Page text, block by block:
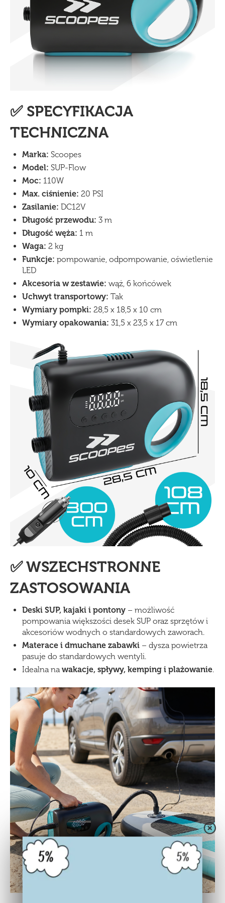
✅ SPECYFIKACJA
TECHNICZNA
Marka: Scoopes
Model: SUP-Flow
Moc: 110W
Max. ciśnienie: 20 PSI
Zasilanie: DC12V
Długość przewodu: 3 m
Długość węża: 1 m
Waga: 2 kg
Funkcje: pompowanie, odpompowanie, oświetlenie
LED
Akcesoria w zestawie: wąż, 6 końcówek
Uchwyt transportowy: Tak
Wymiary pompki: 28,5 x 18,5 x 10 cm
Wymiary opakowania: 31,5 x 23,5 x 17 cm
✅ WSZECHSTRONNE
ZASTOSOWANIA
Deski SUP, kajaki i pontony – możliwość
pompowania większości desek SUP oraz sprzętów i
akcesoriów wodnych o standardowych zaworach.
Materace i dmuchane zabawki – dysza powietrza
pasuje do standardowych wentyli.
Idealna nawakacje, spływy, kemping i plażowanie.